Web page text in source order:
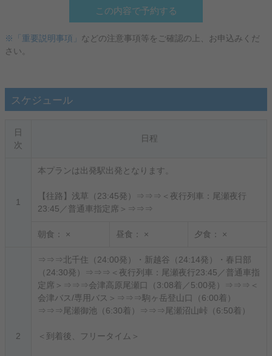
この内容で予約する
※「重要説明事項」 などの注意事項等をご確認の上、お申込みくだ
さい。
スケジュール
日
次
日程
1
本プランは出発駅出発となります。
【往路】浅草（23:45発）⇒⇒⇒＜夜行列車：尾瀬夜行
23:45／普通車指定席＞⇒⇒⇒
朝食： × 昼食： × 夕食： ×
2
⇒⇒⇒北千住（24:00発）・新越谷（24:14発）・春日部
（24:30発）⇒⇒⇒＜夜行列車：尾瀬夜行23:45／普通車指
定席＞⇒⇒⇒会津高原尾瀬口（3:08着／5:00発）⇒⇒⇒＜
会津バス/専用バス＞⇒⇒⇒駒ヶ岳登山口（6:00着）
⇒⇒⇒尾瀬御池（6:30着）⇒⇒⇒尾瀬沼山峠（6:50着）
＜到着後、フリータイム＞